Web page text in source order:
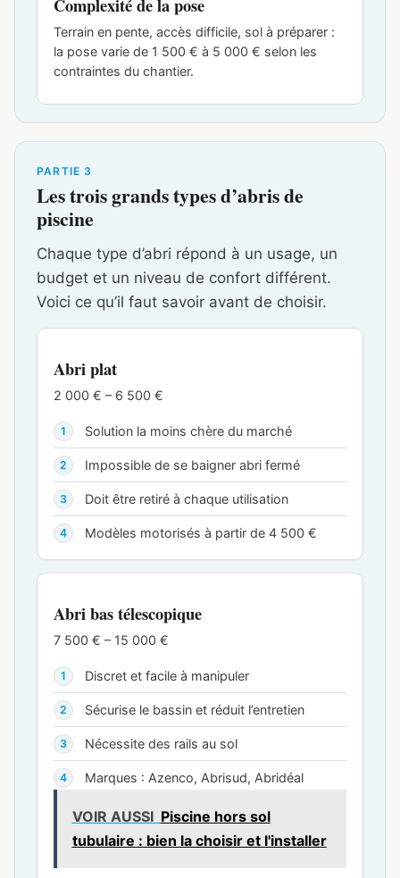
Terrain en pente, accès difficile, sol à préparer :
la pose varie de 1 500 € à 5 000 € selon les
contraintes du chantier.
PARTIE 3
Les trois grands types d’abris de
piscine
Chaque type d’abri répond à un usage, un
budget et un niveau de confort différent.
Voici ce qu’il faut savoir avant de choisir.
Abri plat
2 000 € – 6 500 €
Solution la moins chère du marché
Impossible de se baigner abri fermé
Doit être retiré à chaque utilisation
Modèles motorisés à partir de 4 500 €
Abri bas télescopique
7 500 € – 15 000 €
Discret et facile à manipuler
Sécurise le bassin et réduit l’entretien
Nécessite des rails au sol
Marques : Azenco, Abrisud, Abridéal
VOIR AUSSI Piscine hors sol
tubulaire : bien la choisir et l'installer